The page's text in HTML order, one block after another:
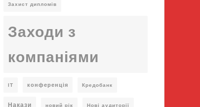
Захист дипломів
Заходи з
компаніями
ІТ конференція Кредобанк
Накази новий рік Нові аудиторії